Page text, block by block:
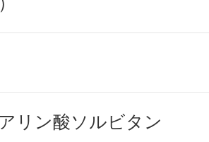
ギフト
イド
リン酸ソルビタン